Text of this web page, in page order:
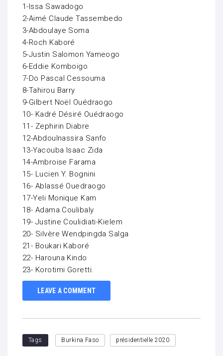
1-Issa Sawadogo
2-Aimé Claude Tassembedo
3-Abdoulaye Soma
4-Roch Kaboré
5-Justin Salomon Yameogo
6-Eddie Komboigo
7-Do Pascal Cessouma
8-Tahirou Barry
9-Gilbert Noël Ouédraogo
10- Kadré Désiré Ouédraogo
11- Zephirin Diabre
12-Abdoulnassira Sanfo
13-Yacouba Isaac Zida
14-Ambroise Farama
15- Lucien Y. Bognini
16- Ablassé Ouedraogo
17-Yeli Monique Kam
18- Adama Coulibaly
19- Justine Coulidiati-Kielem
20- Silvère Wendpingda Salga
21- Boukari Kaboré
22- Harouna Kindo
23- Korotimi Goretti.
LEAVE A COMMENT
Tags Burkina Faso présidentielle 2020